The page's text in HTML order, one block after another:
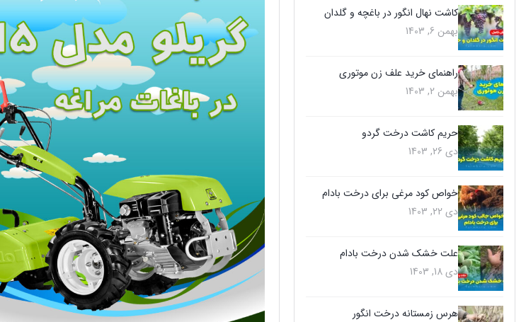
کاشت نهال انگور در باغچه و گلدان
بهمن 6, 1403
راهنمای خرید علف زن موتوری
بهمن 2, 1403
حریم کاشت درخت گردو
دی 26, 1403
خواص کود مرغی برای درخت بادام
دی 22, 1403
علت خشک شدن درخت بادام
دی 18, 1403
هرس زمستانه درخت انگور